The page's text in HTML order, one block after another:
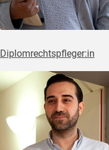
Diplomrechtspfleger:in